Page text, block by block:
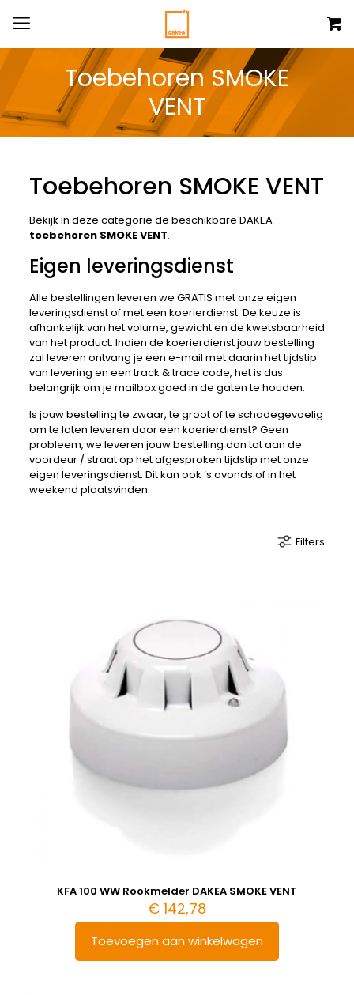
Toebehoren SMOKE
VENT
Toebehoren SMOKE VENT
Bekijk in deze categorie de beschikbare DAKEA
toebehoren SMOKE VENT.
Eigen leveringsdienst
Alle bestellingen leveren we GRATIS met onze eigen
leveringsdienst of met een koerierdienst. De keuze is
afhankelijk van het volume, gewicht en de kwetsbaarheid
van het product. Indien de koerierdienst jouw bestelling
zal leveren ontvang je een e-mail met daarin het tijdstip
van levering en een track & trace code, het is dus
belangrijk om je mailbox goed in de gaten te houden.
Is jouw bestelling te zwaar, te groot of te schadegevoelig
om te laten leveren door een koerierdienst? Geen
probleem, we leveren jouw bestelling dan tot aan de
voordeur / straat op het afgesproken tijdstip met onze
eigen leveringsdienst. Dit kan ook ‘s avonds of in het
weekend plaatsvinden.
Filters
KFA 100 WW Rookmelder DAKEA SMOKE VENT
€ 142,78
Toevoegen aan winkelwagen